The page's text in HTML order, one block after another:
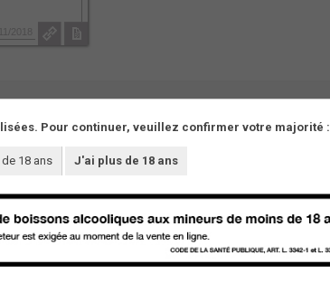
Pour continuer, veuillez confirmer votre majorité :
18 ans J'ai plus de 18 ans